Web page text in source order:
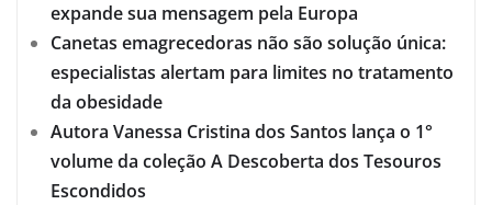
expande sua mensagem pela Europa
Canetas emagrecedoras não são solução única:
especialistas alertam para limites no tratamento
da obesidade
Autora Vanessa Cristina dos Santos lança o 1°
volume da coleção A Descoberta dos Tesouros
Escondidos